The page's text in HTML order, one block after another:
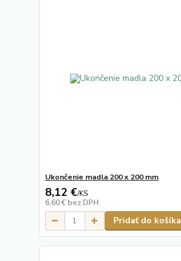
Ukončenie madla 200 x 200 mm
8,12 €/KS
6,60 € bez DPH
Pridať do košíka